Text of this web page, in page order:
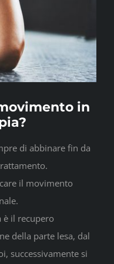
in
di abbinare fin da
il movimento
è il recupero
della parte lesa, dal
successivamente si